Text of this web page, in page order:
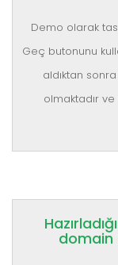
Demo olarak
Geç butonunu
aldıktan
olmaktadır ve
domain